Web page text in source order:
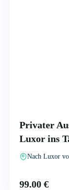
Privater
Luxor ins
Nach Luxor
99.00 €